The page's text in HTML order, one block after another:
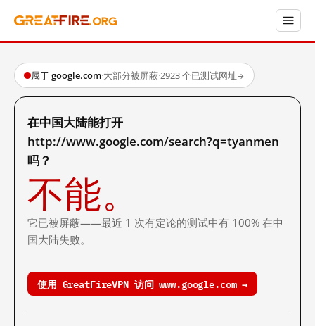
属于 google.com·大部分被屏蔽·2923 个已测试网址→
在中国大陆能打开
http://www.google.com/search?q=tyanmen
吗？
不能。
它已被屏蔽——最近 1 次有定论的测试中有 100% 在中
国大陆失败。
使用 GreatFireVPN 访问 www.google.com →